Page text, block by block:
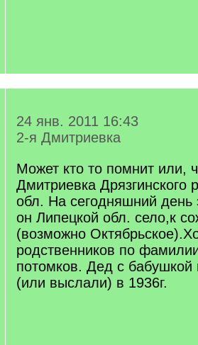
24 янв. 2011 16:43
2-я Дмитриевка
Может кто то помнит или,
Дмитриевка Дрязгинского
обл. На сегодняшний день
он Липецкой обл. село,к
(возможно
родственников по
потомков. Дед с
(или выслали) в 1936г.